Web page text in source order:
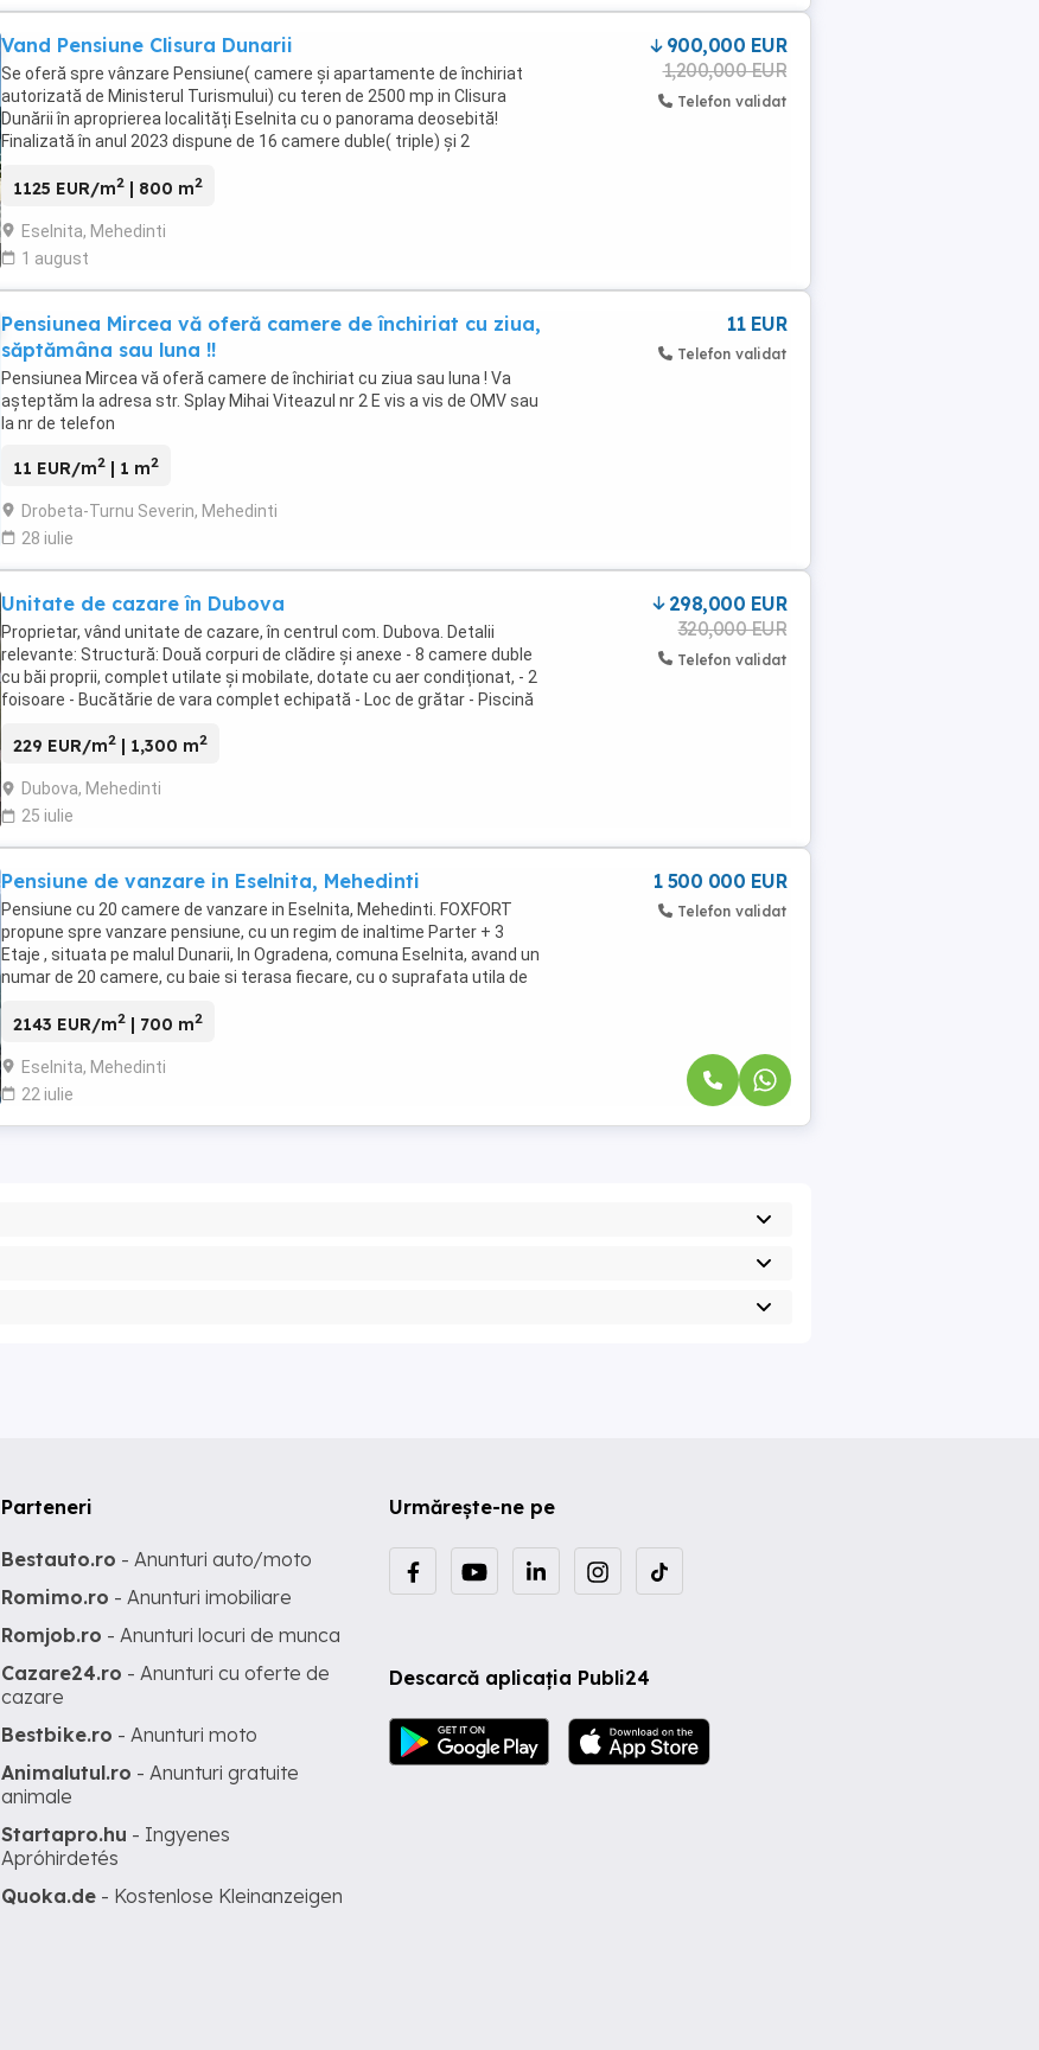
Vand Pensiune Clisura Dunarii
Se oferă spre vânzare Pensiune( camere și apartamente de închiriat
autorizată de Ministerul Turismului) cu teren de 2500 mp in Clisura
Dunării în aproprierea localități Eselnita cu o panorama deosebită!
Finalizată în anul 2023 dispune de 16 camere duble( triple) și 2
1125 EUR/m2 | 800 m2
Eselnita, Mehedinti
1 august
900,000 EUR
1,200,000 EUR
Telefon validat
Pensiunea Mircea vă oferă camere de închiriat cu ziua,
săptămâna sau luna !!
Pensiunea Mircea vă oferă camere de închiriat cu ziua sau luna ! Va
așteptăm la adresa str. Splay Mihai Viteazul nr 2 E vis a vis de OMV sau
la nr de telefon
11 EUR/m2 | 1 m2
Drobeta-Turnu Severin, Mehedinti
28 iulie
11 EUR
Telefon validat
Unitate de cazare în Dubova
Proprietar, vând unitate de cazare, în centrul com. Dubova. Detalii
relevante: Structură: Două corpuri de clădire și anexe - 8 camere duble
cu băi proprii, complet utilate și mobilate, dotate cu aer condiționat, - 2
foisoare - Bucătărie de vara complet echipată - Loc de grătar - Piscină
229 EUR/m2 | 1,300 m2
Dubova, Mehedinti
25 iulie
298,000 EUR
320,000 EUR
Telefon validat
Pensiune de vanzare in Eselnita, Mehedinti
Pensiune cu 20 camere de vanzare in Eselnita, Mehedinti. FOXFORT
propune spre vanzare pensiune, cu un regim de inaltime Parter + 3
Etaje , situata pe malul Dunarii, In Ogradena, comuna Eselnita, avand un
numar de 20 camere, cu baie si terasa fiecare, cu o suprafata utila de
2143 EUR/m2 | 700 m2
Eselnita, Mehedinti
22 iulie
1 500 000 EUR
Telefon validat
Urmărește-ne pe
Descarcă aplicația Publi24
Parteneri
Bestauto.ro - Anunturi auto/moto
Romimo.ro - Anunturi imobiliare
Romjob.ro - Anunturi locuri de munca
Cazare24.ro - Anunturi cu oferte de
cazare
Bestbike.ro - Anunturi moto
Animalutul.ro - Anunturi gratuite
animale
Startapro.hu - Ingyenes
Apróhirdetés
Quoka.de - Kostenlose Kleinanzeigen